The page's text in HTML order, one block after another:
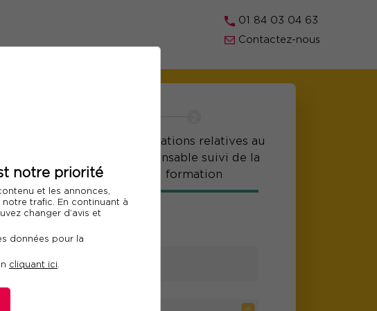
notre priorité
et les annonces,
trafic. En continuant à
changer d’avis et
données pour la
cliquant ici.
01 84 03 04 63
Contactez-nous
Informations relatives au
responsable suivi de la
formation
sur le participant